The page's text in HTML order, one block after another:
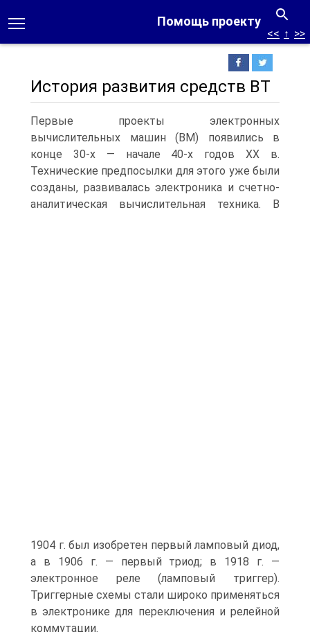
Помощь проекту
<< ↑ >>
История развития средств ВТ
Первые проекты электронных
вычислительных машин (ВМ) появились в
конце 30-х — начале 40-х годов XX в.
Технические предпосылки для этого уже были
созданы, развивалась электроника и счетно-
аналитическая вычислительная техника. В
1904 г. был изобретен первый ламповый диод,
а в 1906 г. — первый триод; в 1918 г. —
электронное реле (ламповый триггер).
Триггерные схемы стали широко применяться
в электронике для переключения и релейной
коммутации.